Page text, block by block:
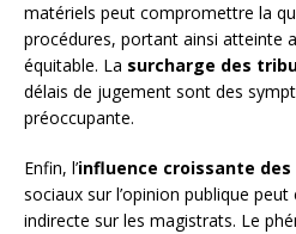
matériels peut compromettre la
procédures, portant ainsi atteinte
équitable. La surcharge des
délais de jugement sont des
préoccupante.
Enfin, l’influence croissante des
sociaux sur l’opinion publique
indirecte sur les magistrats. Le